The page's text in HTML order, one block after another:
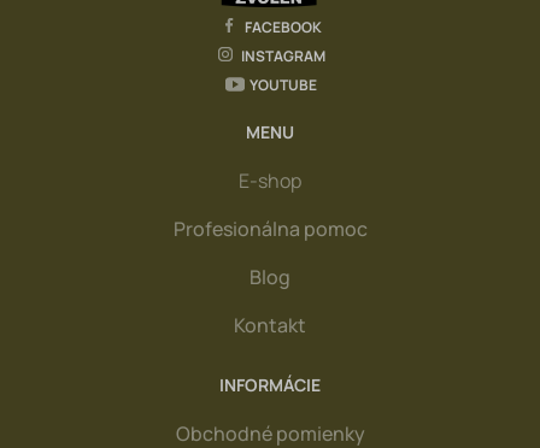
FACEBOOK
INSTAGRAM
YOUTUBE
MENU
E-shop
Profesionálna pomoc
Blog
Kontakt
INFORMÁCIE
Obchodné pomienky